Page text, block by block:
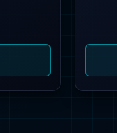
整或存在多余字符;
线等